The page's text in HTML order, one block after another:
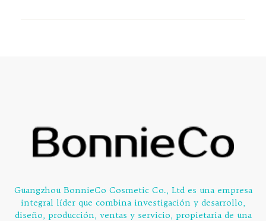
Guangzhou BonnieCo Cosmetic Co., Ltd es una empresa
integral líder que combina investigación y desarrollo,
diseño, producción, ventas y servicio, propietaria de una